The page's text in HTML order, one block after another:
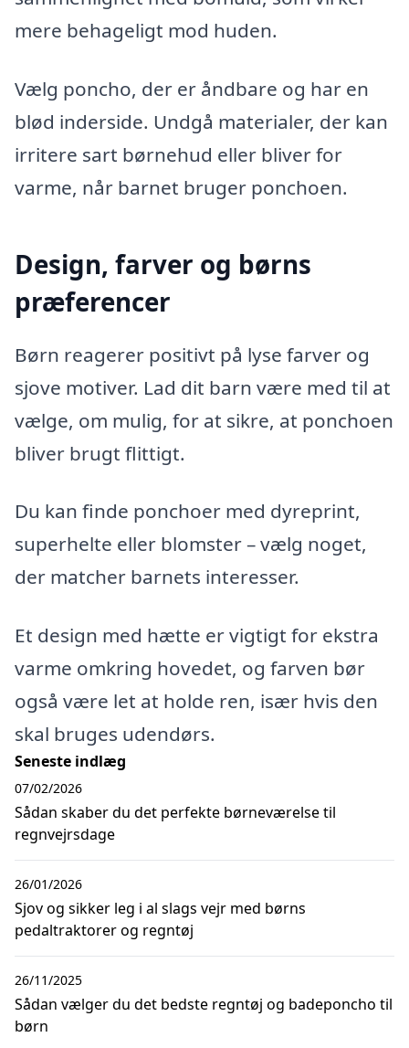
mere behageligt mod huden.
Vælg poncho, der er åndbare og har en
blød inderside. Undgå materialer, der kan
irritere sart børnehud eller bliver for
varme, når barnet bruger ponchoen.
Design, farver og børns
præferencer
Børn reagerer positivt på lyse farver og
sjove motiver. Lad dit barn være med til at
vælge, om mulig, for at sikre, at ponchoen
bliver brugt flittigt.
Du kan finde ponchoer med dyreprint,
superhelte eller blomster – vælg noget,
der matcher barnets interesser.
Et design med hætte er vigtigt for ekstra
varme omkring hovedet, og farven bør
også være let at holde ren, især hvis den
skal bruges udendørs.
Seneste indlæg
Sådan skaber du det perfekte børneværelse til
regnvejrsdage
07/02/2026
Sjov og sikker leg i al slags vejr med børns
pedaltraktorer og regntøj
26/01/2026
Sådan vælger du det bedste regntøj og badeponcho til
børn
26/11/2025